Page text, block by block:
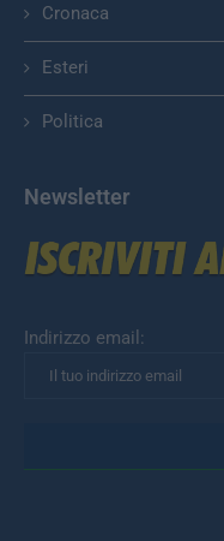
Cronaca
Esteri
Politica
Newsletter
Indirizzo email: